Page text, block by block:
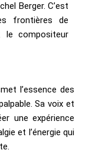
Berger. C’est
frontières de
le compositeur
l’essence des
Sa voix et
une expérience
et l’énergie qui